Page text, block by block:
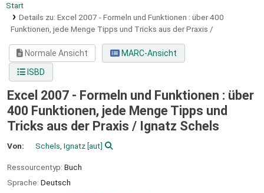
Start
Details zu: Excel 2007 - Formeln und Funktionen : über 400
Funktionen, jede Menge Tipps und Tricks aus der Praxis /
Normale Ansicht
MARC-Ansicht
ISBD
Excel 2007 - Formeln und Funktionen : über
400 Funktionen, jede Menge Tipps und
Tricks aus der Praxis / Ignatz Schels
Von: Schels, Ignatz[aut]
Ressourcentyp: Buch
Sprache: Deutsch